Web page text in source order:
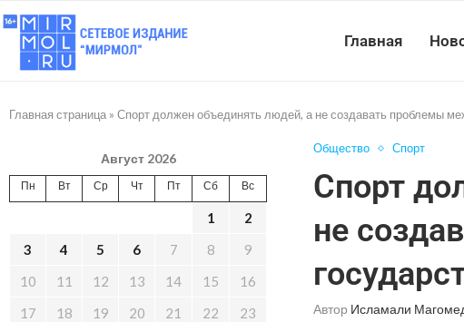
Главная
Главная страница » Спорт должен объединять людей, а не создавать проблемы
Общество Спорт
Спорт
не
Автор Исламали
Август 2026
Пн Вт Ср Чт Пт Сб Вс
1
2
3
4 5 6 7 8
9
10
11 12 13 14 15
16
17
18 19 20 21 22
23